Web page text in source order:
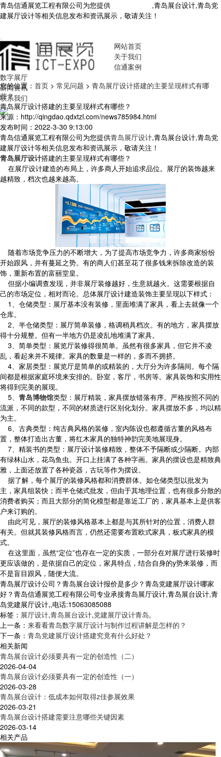
青岛信通展览工程有限公司为您提供
,青岛展台设计,青岛党
建展厅设计等相关信息发布和资讯展示，敬请关注！
网站首页
关于我们
信通案例
数字展厅
新闻资讯
联系我们
您的位置： 首页 > 常见问题 > 青岛展厅设计搭建的主要呈现样式有哪
些？
青岛展厅设计搭建的主要呈现样式有哪些？
来源：http://qingdao.qdxtzl.com/news785984.html
发布时间：2022-3-30 9:13:00
青岛信通展览工程有限公司为您提供青岛展厅设计,青岛展台设计,青岛党
建展厅设计等相关信息发布和资讯展示，敬请关注！
青岛展厅设计搭建的主要呈现样式有哪些？
在展厅设计建造的布局上，许多商人开始追求品位。展厅的装饰越来
越精致，档次也越来越高。
随着市场竞争压力的不断增大，为了提高市场竞争力，许多商家纷纷
开始跟风，并有蔓延之势。有的商人们甚至花了很多钱来拆除改造的装
饰，重新布置的富丽堂皇。
但据小编调查发现，并非展厅装修越好，生意就越火。这需要根据自
己的市场定位，相对而论。总体展厅设计建造装饰主要呈现以下样式：
1、仓储类型：展厅基本没有装修，里面堆满了家具，看上去就像一个
仓库。
2、半仓储类型：展厅简单装修，格调稍具档次。有的地方，家具摆放
得十分规整。但有一半地方仍是凌乱地堆满了家具。
3、简单类型：展览厅装修得很简单。虽然有很多家具，但它并不凌
乱，看起来并不规律。家具的数量是一样的，多而不拥挤。
4、家居类型：展览厅是简单的或精装的，大厅分为许多隔间。每个隔
间都是根据家庭环境来安排的。卧室，客厅，书房等。家具装饰和实用性
将得到完美的展现。
5、 青岛博物馆类型：展厅精装，家具摆放错落有序。严格按照不同的
流派，不同的款型，不同的材质进行区别化划分。家具摆放不多，均以精
为主。
6、古典类型：纯古典风格的装修，室内陈设也都遵循古董的风格布
置，整体打造出古董，将红木家具的独特神韵完美地展现身。
7、精装书的类型：展厅设计装修精致，整体不予隔断或少隔断。内部
有绿林山水，花鸟鱼虫。开口上挂满了各种字画。家具的摆设也是精致典
雅，上面还放置了各种瓷器，古玩等作为摆设。
据了解，每个展厅的装修风格都和消费群体。如仓储类型以批发为
主，家具组装快；而半仓储式批发，但由于其地理位置，也有很多分散的
消费者购买；而且大部分的简化模型都是靠近工厂的，家具基本上是供客
户来订购的。
由此可见，展厅的装修风格基本上都是与其所针对的位置，消费人群
有关。但就其装修风格而言，仍然还需要布置欧式家具，板式家具的模
式。
在这里面，虽然“定位”也存在一定的实质，一部分在对展厅进行装修时
更应该做的，是依据自己的定位，家具特点，结合自身的y势来装修，而
不是盲目跟风，随便大流。
青岛展厅设计公司？青岛展台设计报价是多少？青岛党建展厅设计哪家
好？青岛信通展览工程有限公司专业承接青岛展厅设计,青岛展台设计,青
岛党建展厅设计,,电话:15063085088
标签： 展厅设计,青岛展台设计,党建展厅设计青岛,
上一条： 来看看青岛数字展厅设计与制作过程讲解是怎样的？
下一条： 青岛党建展厅设计搭建究竟有什么好处？
相关新闻
青岛展台设计必须要具有一定的创造性（二）
2026-04-04
青岛展台设计必须要具有一定的创造性（一）
2026-03-28
青岛展台设计：低成本如何取得z佳参展效果
2026-03-21
青岛展台设计搭建需要注意哪些关键因素
2026-03-14
相关产品